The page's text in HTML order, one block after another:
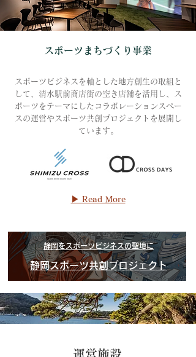
スポーツまちづくり事業
​スポーツビジネスを軸とした地方創生の取組と
して、清水駅前商店街の空き店舗を活用し、ス
ポーツをテーマにしたコラボレーションスペー
スの運営やスポーツ共創プロジェクトを展開し
ています。
▶ Read More
静岡をスポーツビジネスの聖地に
静岡スポーツ共創プロジェクト
運営施設